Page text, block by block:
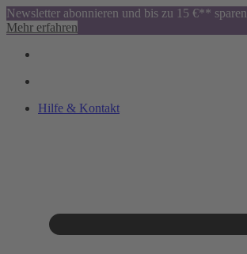
Newsletter abonnieren und bis zu 15 €** sparen
Mehr erfahren
Hilfe & Kontakt